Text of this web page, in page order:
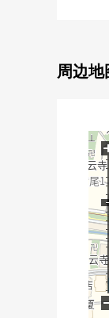
■
0
0
0
0
0
■
0
0
0
周边地